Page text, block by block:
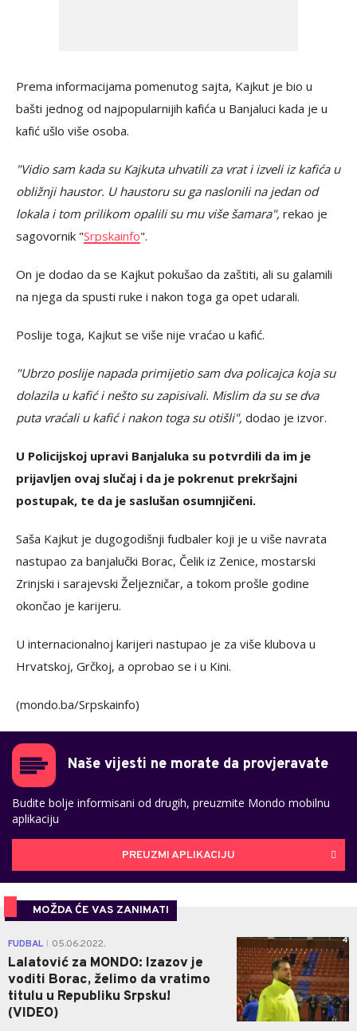
Prema informacijama pomenutog sajta, Kajkut je bio u
bašti jednog od najpopularnijih kafića u Banjaluci kada je u
kafić ušlo više osoba.
"Vidio sam kada su Kajkuta uhvatili za vrat i izveli iz kafića u
obližnji haustor. U haustoru su ga naslonili na jedan od
lokala i tom prilikom opalili su mu više šamara", rekao je
sagovornik "Srpskainfo".
On je dodao da se Kajkut pokušao da zaštiti, ali su galamili
na njega da spusti ruke i nakon toga ga opet udarali.
Poslije toga, Kajkut se više nije vraćao u kafić.
"Ubrzo poslije napada primijetio sam dva policajca koja su
dolazila u kafić i nešto su zapisivali. Mislim da su se dva
puta vraćali u kafić i nakon toga su otišli", dodao je izvor.
U Policijskoj upravi Banjaluka su potvrdili da im je
prijavljen ovaj slučaj i da je pokrenut prekršajni
postupak, te da je saslušan osumnjičeni.
Saša Kajkut je dugogodišnji fudbaler koji je u više navrata
nastupao za banjalučki Borac, Čelik iz Zenice, mostarski
Zrinjski i sarajevski Željezničar, a tokom prošle godine
okončao je karijeru.
U internacionalnoj karijeri nastupao je za više klubova u
Hrvatskoj, Grčkoj, a oprobao se i u Kini.
(mondo.ba/Srpskainfo)
Naše vijesti ne morate da provjeravate
Budite bolje informisani od drugih, preuzmite Mondo mobilnu
aplikaciju
PREUZMI APLIKACIJU
MOŽDA ĆE VAS ZANIMATI
FUDBAL 05.06.2022.
Lalatović za MONDO: Izazov je
voditi Borac, želimo da vratimo
titulu u Republiku Srpsku!
(VIDEO)
4